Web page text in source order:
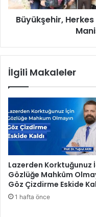
B
k
e
E
k
i
l
e
r
S
i
ç
i
n
r
m
Büyükşehir,
İlgili Makaleler
Lazerden Korktuğunuz
Gözlüğe Mahkûm
Göz Çizdirme Eskide
1 hafta önce